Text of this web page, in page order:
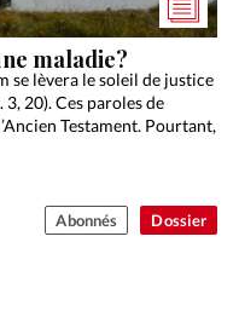
Dossier
maladie?
se lèvera le soleil de justice
3, 20). Ces paroles de
Testament. Pourtant,
Abonnés